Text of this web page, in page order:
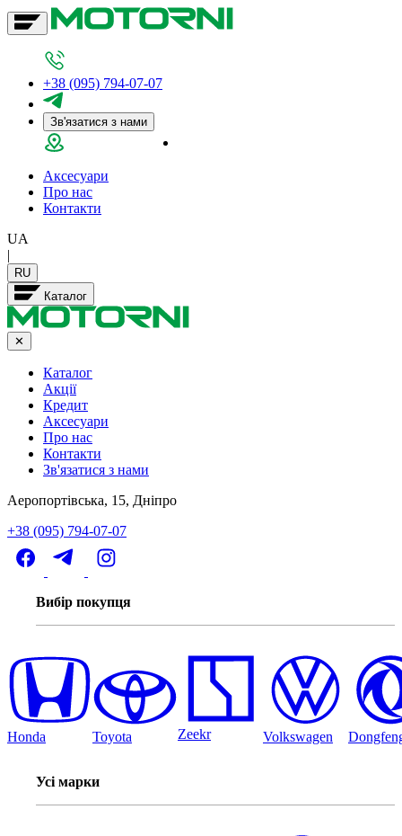
+38 (095) 794-07-07
Зв'язатися з нами
Аксесуари
Про нас
Контакти
UA
|
RU
Каталог
✕
Каталог
Акції
Кредит
Аксесуари
Про нас
Контакти
Зв'язатися з нами
Аеропортівська, 15, Дніпро
+38 (095) 794-07-07
Вибір покупця
Honda Toyota Zeekr Volkswagen
Усі марки